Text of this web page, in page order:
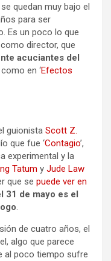
quedan muy bajo el
para ser
Es un poco lo que
como director, que
acuciantes del
en ‘Efectos
guionista Scott Z.
que fue ‘Contagio’,
experimental y la
Tatum y Jude Law
que se puede ver en
31 de mayo es el
.
de cuatro años, el
algo que parece
al poco tiempo sufre